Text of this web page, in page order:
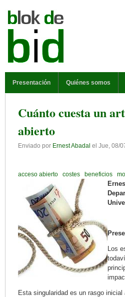
Presentación Quiénes somos
Cuánto cuesta un
abierto
Enviado por Ernest Abadal el Jue, 08/
acceso abierto costes beneficios
Los
Esta singularidad es un rasgo